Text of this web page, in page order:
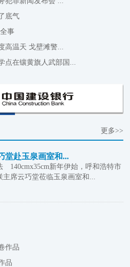
底气
事
高温天 戈壁滩警...
点在镶黄旗人武部国...
更多>>
堂赴玉泉画室和...
140cmx35cm新年伊始，呼和浩特市
主席云巧堂莅临玉泉画室和...
作品
品